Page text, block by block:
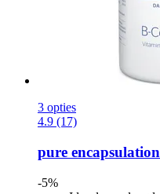
3 opties
4.9 (17)
pure
-5%